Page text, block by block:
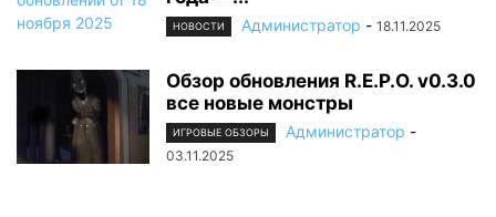
НОВОСТИ Администратор - 18.11.2025
Обзор обновления R.E.P.O. v0.3.0
все новые монстры
ИГРОВЫЕ ОБЗОРЫ Администратор -
03.11.2025